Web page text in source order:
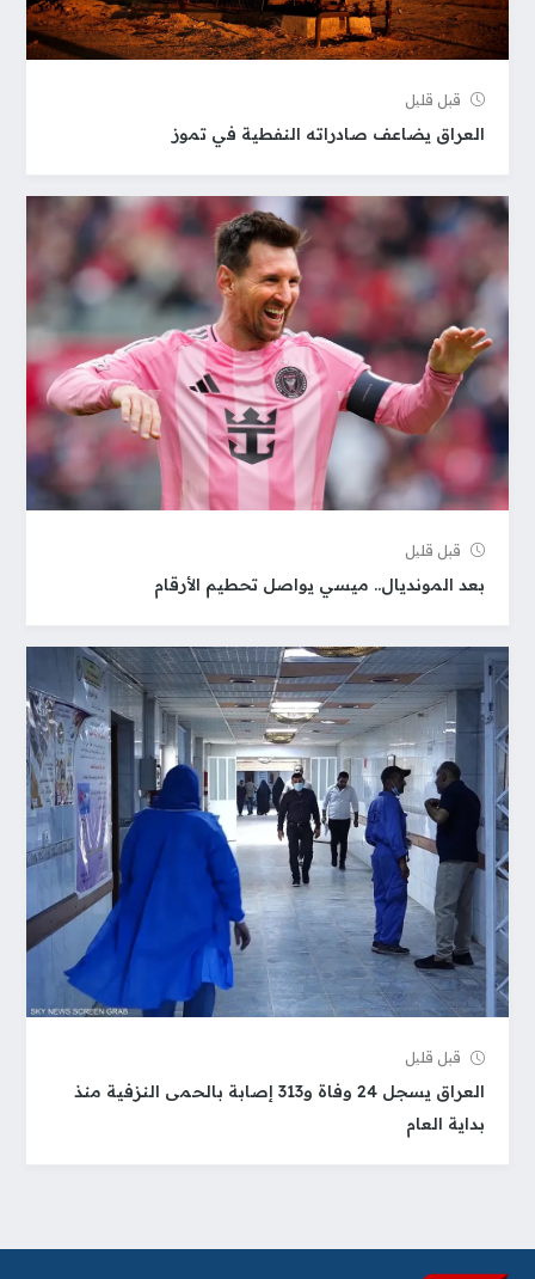
قبل قلیل
العراق يضاعف صادراته النفطية في تموز
قبل قلیل
بعد المونديال.. ميسي يواصل تحطيم الأرقام
قبل قلیل
العراق يسجل 24 وفاة و313 إصابة بالحمى النزفية منذ
بداية العام